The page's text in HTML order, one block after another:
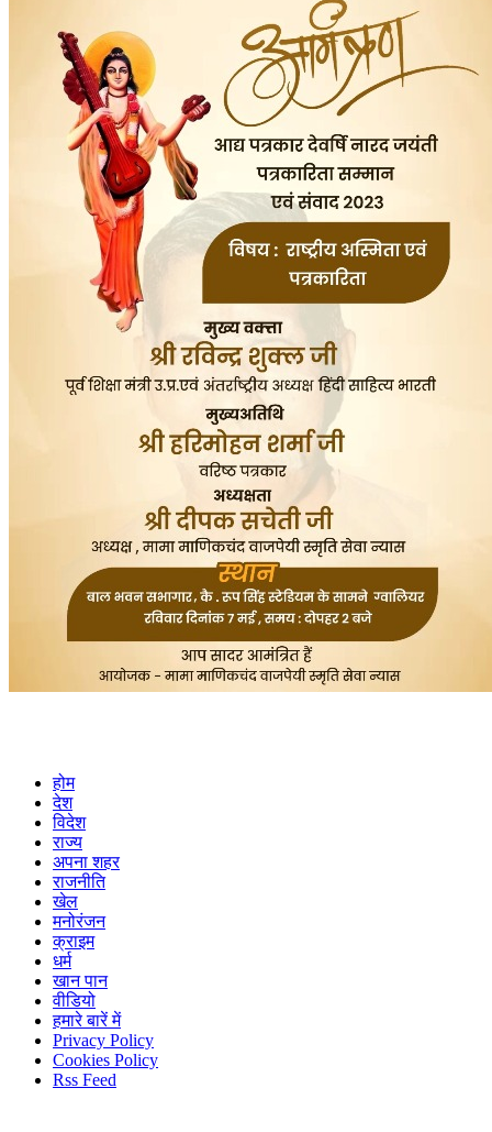
होम
देश
विदेश
राज्य
अपना शहर
राजनीति
खेल
मनोरंजन
क्राइम
धर्म
खान पान
वीडियो
हमारे बारें में
Privacy Policy
Cookies Policy
Rss Feed